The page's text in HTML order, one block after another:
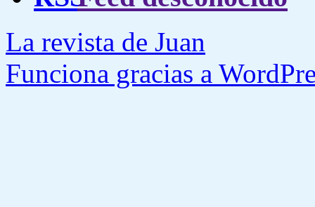
La revista de Juan
Funciona gracias a